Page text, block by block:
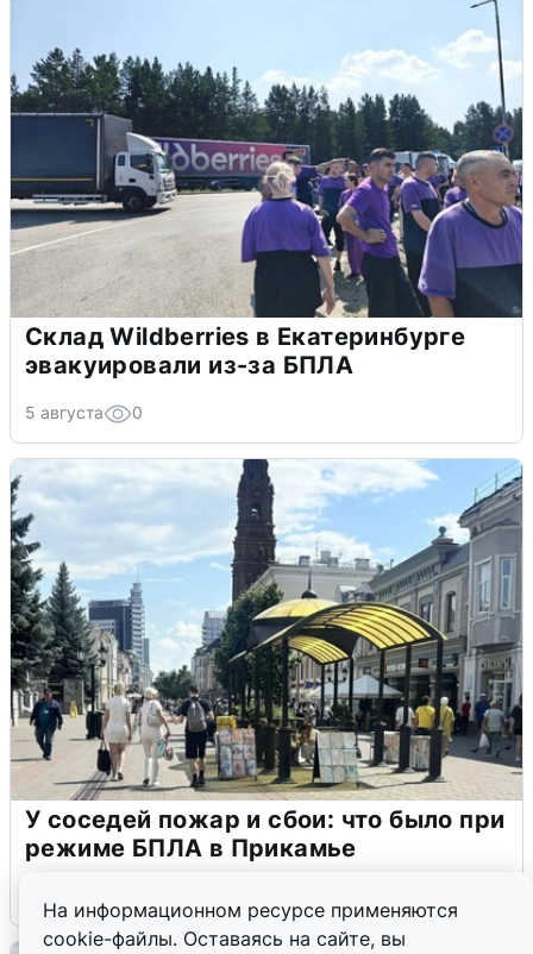
На информационном ресурсе применяются
cookie-файлы. Оставаясь на сайте, вы
Склад Wildberries в Екатеринбурге
эвакуировали из-за БПЛА
5 августа 0
У соседей пожар и сбои: что было при
режиме БПЛА в Прикамье